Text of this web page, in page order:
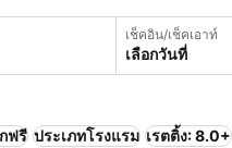
เช็คอิน/เช็คเอาท์
เลือกวันที่
ฟรี ประเภทโรงแรม เรตติ้ง: 8.0+